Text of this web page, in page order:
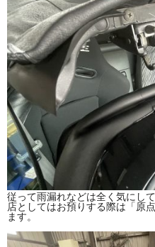
従って雨漏れなどは全く気にし
店としてはお預りする際は「原
ます。